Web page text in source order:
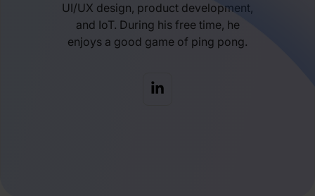
UI/UX design, product development,
and IoT. During his free time, he
enjoys a good game of ping pong.